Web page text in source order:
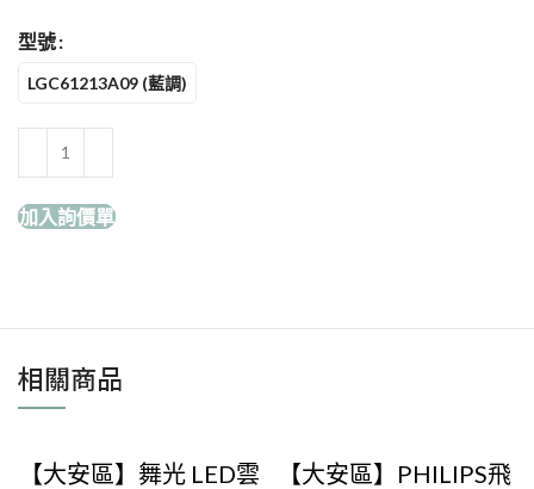
型號
LGC61213A09 (藍調)
加入詢價單
相關商品
【大安區】舞光 LED雲
【大安區】PHILIPS飛